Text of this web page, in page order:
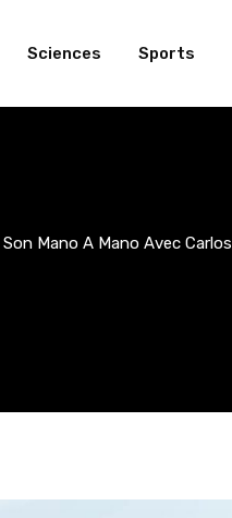
Sciences Sports
Mano A Mano Avec Carlos